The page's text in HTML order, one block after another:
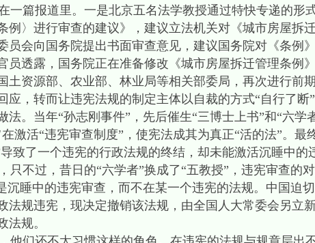
篇报道里。一是北京五名法学教授通过特快专递的形
例〉进行审查的建议》，建议立法机关对《城市房屋拆
员会向国务院提出书面审查意见，建议国务院对《条例
员透露，国务院正在准备修改《城市房屋拆迁管理条例
土资源部、农业部、林业局等相关部委局，再次进行前
，转而让违宪法规的制定主体以自裁的方式“自行了断
法。当年“孙志刚事件”，先后催生“三博士上书”和“六学
激活“违宪审查制度”，使宪法成其为真正“活的法”。最
致了一个违宪的行政法规的终结，却未能激活沉睡中的
只不过，昔日的“六学者”换成了“五教授”，违宪审查
沉睡中的违宪审查，而不在某一个违宪的法规。中国迫
法规违宪，现决定撤销该法规，由全国人大常委会另立
法规。